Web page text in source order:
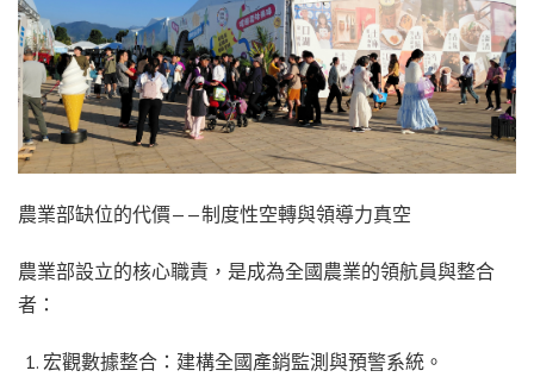
農業部缺位的代價——制度性空轉與領導力真空
農業部設立的核心職責，是成為全國農業的領航員與整合
者：
宏觀數據整合：建構全國產銷監測與預警系統。